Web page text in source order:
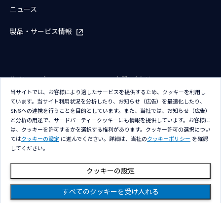
ニュース
製品・サービス情報
サイトマップ
お問い合わせ
サイトのご利用条件
プライバシーポリシー
アクセシビリティポリシー
クッキー（Cookie）ポリシー
クッキー（Cookie）プリファレン
ス
Copyright © NTT DATA Group Corporation
当サイトでは、お客様により適したサービスを提供するため、クッキーを利用し
ています。当サイト利用状況を分析したり、お知らせ（広告）を最適化したり、
SNSへの連携を行うことを目的としています。また、当社では、お知らせ（広告）
と分析の用途で、サードパーティークッキーにも情報を提供しています。お客様に
は、クッキーを許可するかを選択する権利があります。クッキー許可の選択につい
てはクッキーの設定 に進んでください。詳細は、当社のクッキーポリシー を確認
してください。
すべてのクッキーを受け入れる
クッキーの設定